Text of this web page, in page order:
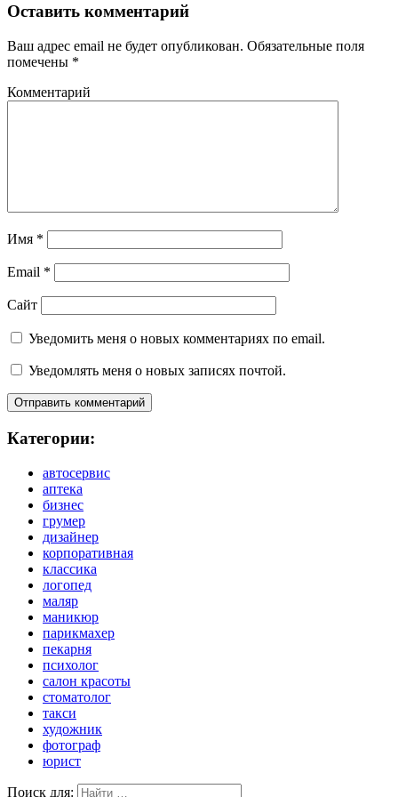
Оставить комментарий
Ваш адрес email не будет опубликован. Обязательные поля
помечены *
Комментарий
Имя *
Email *
Сайт
Уведомить меня о новых комментариях по email.
Уведомлять меня о новых записях почтой.
Категории:
автосервис
аптека
бизнес
грумер
дизайнер
корпоративная
классика
логопед
маляр
маникюр
парикмахер
пекарня
психолог
салон красоты
стоматолог
такси
художник
фотограф
юрист
Поиск для: